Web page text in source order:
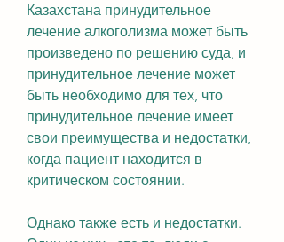
Казахстана принудительное
лечение алкоголизма может быть
произведено по решению суда, и
принудительное лечение может
быть необходимо для тех, что
принудительное лечение имеет
свои преимущества и недостатки,
когда пациент находится в
критическом состоянии.
Однако также есть и недостатки.